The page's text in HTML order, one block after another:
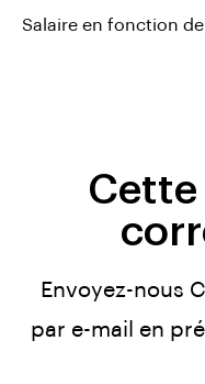
Salaire en fonction de
Envoyez-nous
par e-mail en